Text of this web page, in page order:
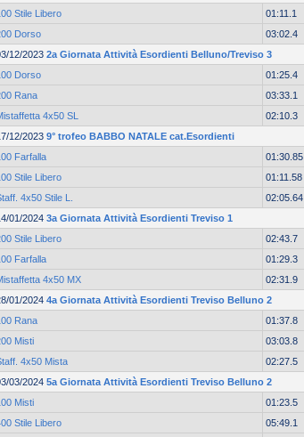
Stile Libero
01:11.1
Dorso
03:02.4
12/2023 2a Giornata Attività Esordienti Belluno/Treviso 3
Dorso
01:25.4
Rana
03:33.1
4x50 SL
02:10.3
12/2023 9° trofeo BABBO NATALE cat.Esordienti
Farfalla
01:30.85
Stile Libero
01:11.58
4x50 Stile L.
02:05.64
01/2024 3a Giornata Attività Esordienti Treviso 1
Stile Libero
02:43.7
Farfalla
01:29.3
4x50 MX
02:31.9
01/2024 4a Giornata Attività Esordienti Treviso Belluno 2
Rana
01:37.8
Misti
03:03.8
4x50 Mista
02:27.5
03/2024 5a Giornata Attività Esordienti Treviso Belluno 2
Misti
01:23.5
Stile Libero
05:49.1